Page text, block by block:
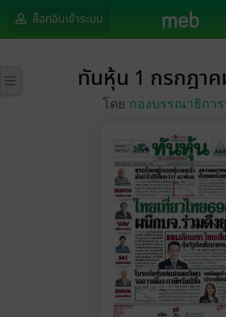
ล็อกอินเข้าระบบ
ทันหุ้น 1 กรกฎา
โดย กองบรรณาธิกา